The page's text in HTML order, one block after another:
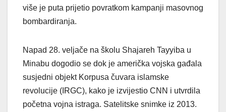
više je puta prijetio povratkom kampanji masovnog
bombardiranja.
Napad 28. veljače na školu Shajareh Tayyiba u
Minabu dogodio se dok je američka vojska gađala
susjedni objekt Korpusa čuvara islamske
revolucije (IRGC), kako je izvijestio CNN i utvrdila
početna vojna istraga. Satelitske snimke iz 2013.